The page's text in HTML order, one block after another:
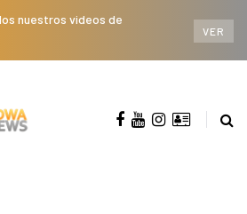
nuestros videos de
VER